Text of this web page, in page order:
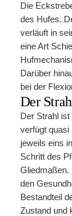
Die
des Hufes.
verläuft in
eine Art
Darüber
bei der
Der
Der Strahl
verfügt quasi
jeweils eins
Schritt des
Gliedmaßen.
den
Bestandteil
Zustand und